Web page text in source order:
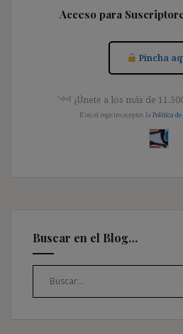
Acceso para
Pincha
༺ ¡Únete a los más de
[Con el registro aceptas la Política
Buscar en el Blog…